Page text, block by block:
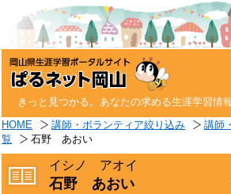
きっと見つかる。あなたの求める生涯学習情
HOME 講師・ボランティア絞り込み
講師
覧
石野 あおい
イシノ アオイ
石野 あおい